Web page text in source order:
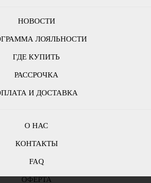
НОВОСТИ
ЛОЯЛЬНОСТИ
ГДЕ КУПИТЬ
РАССРОЧКА
И ДОСТАВКА
О НАС
КОНТАКТЫ
FAQ
ОФЕРТА